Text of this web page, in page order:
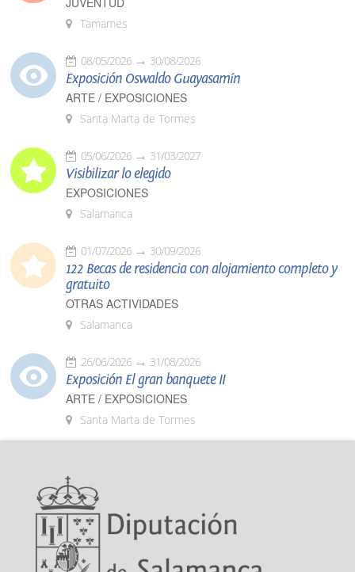
Tamames
08/05/2026 30/08/2026
Exposición Oswaldo Guayasamín
ARTE / EXPOSICIONES
Santa Marta de Tormes
05/06/2026 31/03/2027
Visibilizar lo elegido
EXPOSICIONES
Salamanca
01/07/2026 30/09/2026
122 Becas de residencia con alojamiento completo y
gratuito
OTRAS ACTIVIDADES
Salamanca
26/06/2026 31/08/2026
Exposición El gran banquete II
ARTE / EXPOSICIONES
Santa Marta de Tormes